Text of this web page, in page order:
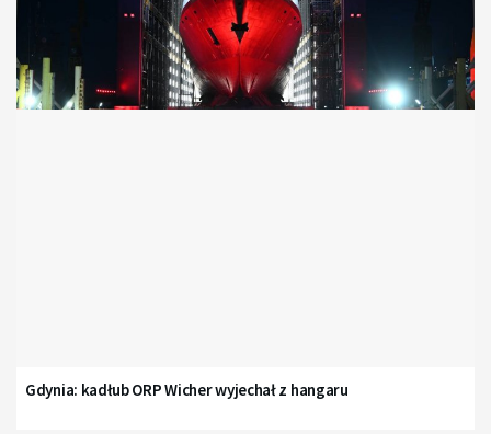
Gdynia: kadłub ORP Wicher wyjechał z hangaru